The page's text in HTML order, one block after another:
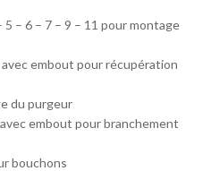
– 6 – 7 – 9 – 11 pour montage
embout pour récupération
du purgeur
embout pour branchement
bouchons